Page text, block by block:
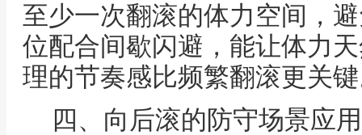
至少一次翻滚的体力空间，
位配合间歇闪避，能让体力
理的节奏感比频繁翻滚更关
四、向后滚的防守场景应用